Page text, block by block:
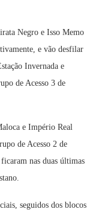
Negro e Isso Memo
e vão desfilar
Invernada e
de Acesso 3 de
e Império Real
de Acesso 2 de
nas duas últimas
seguidos dos blocos